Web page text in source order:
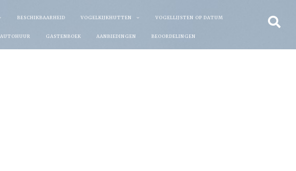
BESCHIKBAARHEID VOGELKIJKHUTTEN VOGELLIJSTEN OP DATUM
AUTOHUUR GASTENBOEK AANBIEDINGEN BEOORDELINGEN